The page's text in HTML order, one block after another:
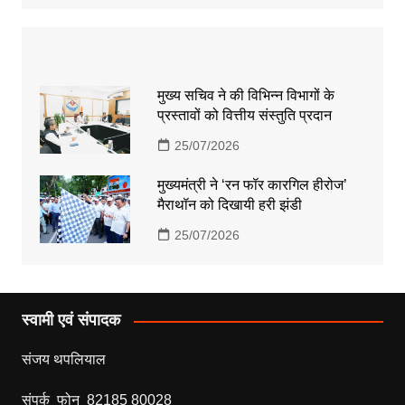
मुख्य सचिव ने की विभिन्न विभागों के
प्रस्तावों को वित्तीय संस्तुति प्रदान
25/07/2026
मुख्यमंत्री ने ‘रन फॉर कारगिल हीरोज’
मैराथॉन को दिखायी हरी झंडी
25/07/2026
स्वामी एवं संपादक
संजय थपलियाल
संपर्क फोन 82185 80028